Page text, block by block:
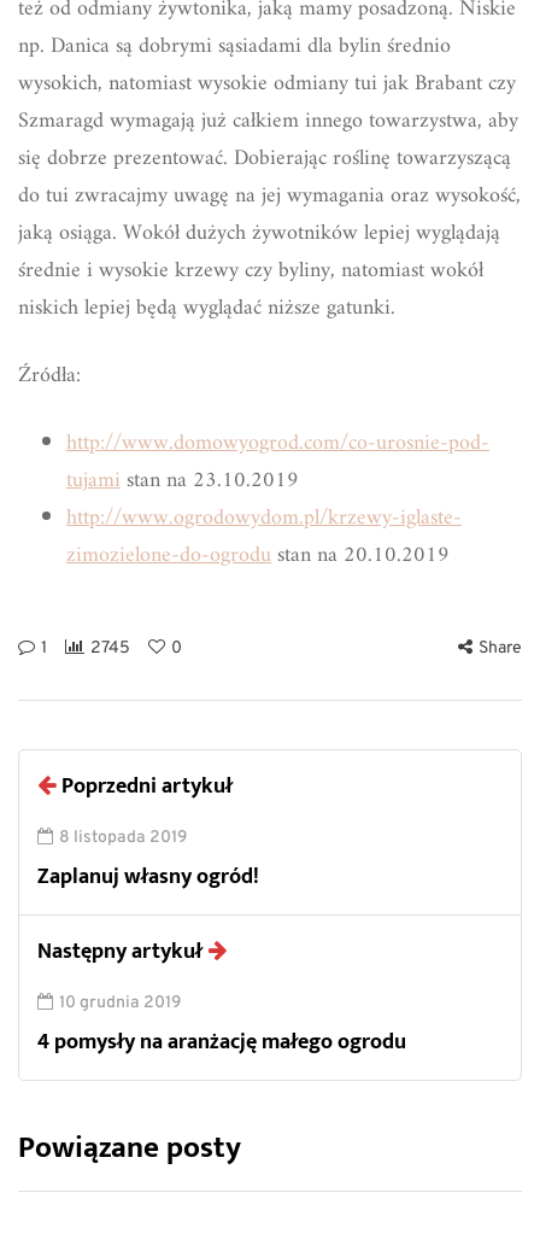
też od odmiany żywtonika, jaką mamy posadzoną. Niskie
np. Danica są dobrymi sąsiadami dla bylin średnio
wysokich, natomiast wysokie odmiany tui jak Brabant czy
Szmaragd wymagają już całkiem innego towarzystwa, aby
się dobrze prezentować. Dobierając roślinę towarzyszącą
do tui zwracajmy uwagę na jej wymagania oraz wysokość,
jaką osiąga. Wokół dużych żywotników lepiej wyglądają
średnie i wysokie krzewy czy byliny, natomiast wokół
niskich lepiej będą wyglądać niższe gatunki.
Źródła:
http://www.domowyogrod.com/co-urosnie-pod-
tujamistan na 23.10.2019
http://www.ogrodowydom.pl/krzewy-iglaste-
zimozielone-do-ogrodustan na 20.10.2019
1 2745 0 Share
Poprzedni artykuł
8 listopada 2019
Zaplanuj własny ogród!
Następny artykuł
10 grudnia 2019
4 pomysły na aranżację małego ogrodu
Powiązane posty